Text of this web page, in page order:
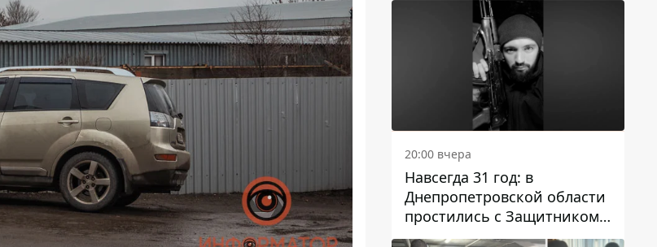
20:00 вчера
Навсегда 31 год: в
Днепропетровской области
простились с Защитником
Александром Репиным